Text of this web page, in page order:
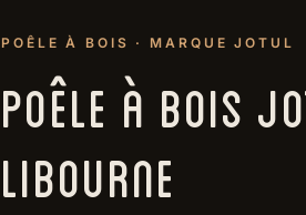
POÊLE À BOIS · MARQUE JOTUL
POÊLE À BOIS
LIBOURNE